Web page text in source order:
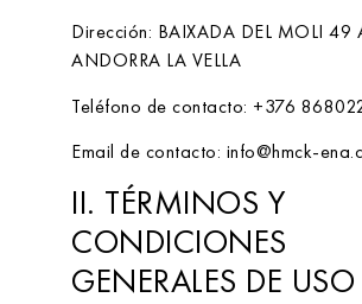
Dirección: BAIXADA DEL MOLI 49
ANDORRA LA VELLA
Teléfono de contacto: +376
Email de contacto: info@hmck-
II. TÉRMINOS Y
CONDICIONES
GENERALES DE USO